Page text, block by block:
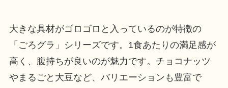
大きな具材がゴロゴロと入っているのが特徴の
「ごろグラ」シリーズです。1食あたりの満足感が
高く、腹持ちが良いのが魅力です。チョコナッツ
やまるごと大豆など、バリエーションも豊富で